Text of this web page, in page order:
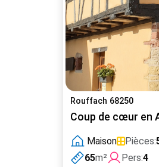
Rouffach 68250
Coup de cœur en
Maison Pièces:
65m² Pers:4